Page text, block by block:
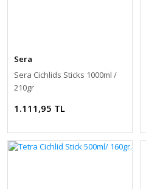
Sera
Sera Cichlids Sticks 1000ml /
210gr
1.111,95 TL